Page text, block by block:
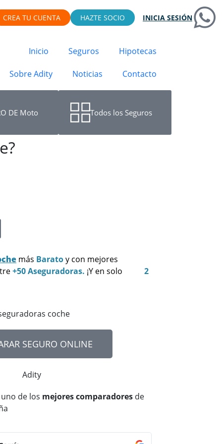
CREA TU CUENTA HAZTE SOCIO INICIA SESIÓN
Inicio Seguros Hipotecas
Sobre Adity Noticias Contacto
DE Moto Todos los Seguros
más Baratoy con mejores
+50 Aseguradoras. ¡Y en solo 2
SEGURO ONLINE
de los mejores comparadores de